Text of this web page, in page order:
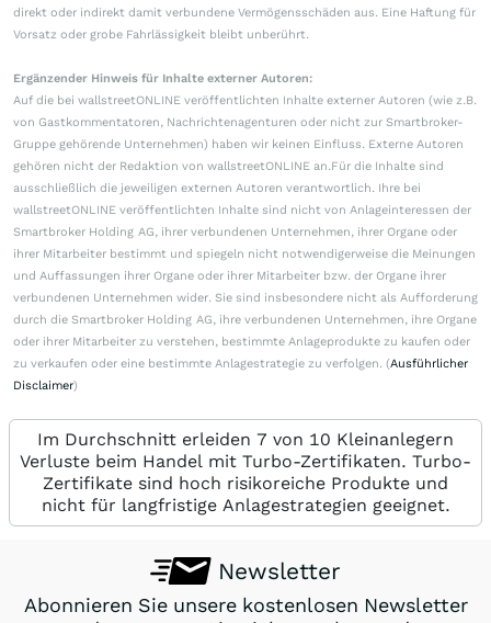
direkt oder indirekt damit verbundene Vermögensschäden aus. Eine Haftung für
Vorsatz oder grobe Fahrlässigkeit bleibt unberührt.
Ergänzender Hinweis für Inhalte externer Autoren:
Auf die bei wallstreetONLINE veröffentlichten Inhalte externer Autoren (wie z.B.
von Gastkommentatoren, Nachrichtenagenturen oder nicht zur Smartbroker-
Gruppe gehörende Unternehmen) haben wir keinen Einfluss. Externe Autoren
gehören nicht der Redaktion von wallstreetONLINE an.Für die Inhalte sind
ausschließlich die jeweiligen externen Autoren verantwortlich. Ihre bei
wallstreetONLINE veröffentlichten Inhalte sind nicht von Anlageinteressen der
Smartbroker Holding AG, ihrer verbundenen Unternehmen, ihrer Organe oder
ihrer Mitarbeiter bestimmt und spiegeln nicht notwendigerweise die Meinungen
und Auffassungen ihrer Organe oder ihrer Mitarbeiter bzw. der Organe ihrer
verbundenen Unternehmen wider. Sie sind insbesondere nicht als Aufforderung
durch die Smartbroker Holding AG, ihre verbundenen Unternehmen, ihre Organe
oder ihrer Mitarbeiter zu verstehen, bestimmte Anlageprodukte zu kaufen oder
zu verkaufen oder eine bestimmte Anlagestrategie zu verfolgen. (Ausführlicher
Disclaimer)
Im Durchschnitt erleiden 7 von 10 Kleinanlegern
Verluste beim Handel mit Turbo-Zertifikaten. Turbo-
Zertifikate sind hoch risikoreiche Produkte und
nicht für langfristige Anlagestrategien geeignet.
Newsletter
Abonnieren Sie unsere kostenlosen Newsletter